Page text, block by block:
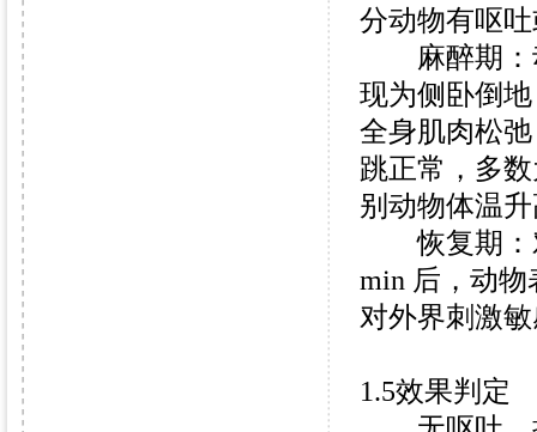
分动物有呕
麻醉期：动
现为侧卧倒
全身肌肉松
跳正常，多
别动物体温
恢复期：对
min 后，动
对外界刺激
1.5效果判定